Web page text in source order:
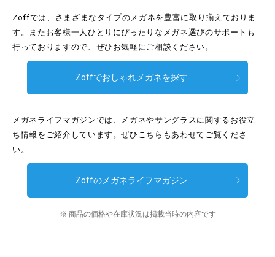
Zoffでは、さまざまなタイプのメガネを豊富に取り揃えておりま
す。またお客様一人ひとりにぴったりなメガネ選びのサポートも
行っておりますので、ぜひお気軽にご相談ください。
Zoffでおしゃれメガネを探す
メガネライフマガジンでは、メガネやサングラスに関するお役立
ち情報をご紹介しています。ぜひこちらもあわせてご覧くださ
い。
Zoffのメガネライフマガジン
※ 商品の価格や在庫状況は掲載当時の内容です